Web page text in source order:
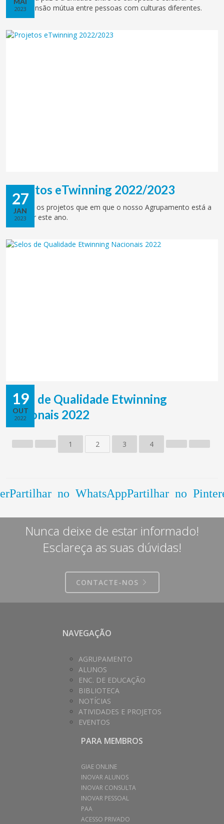
2023
compreensão mútua entre pessoas com culturas diferentes.
27
JAN
2023
Projetos eTwinning 2022/2023
Conheça os projetos que em que o nosso Agrupamento está a
participar este ano.
19
OUT
2022
Selos de Qualidade Etwinning
Nacionais 2022
1 2 3 4
Partilhar no WhatsAppPartilhar no
Nunca deixe de estar informado!
Esclareça as suas dúvidas!
CONTACTE-NOS
NAVEGAÇÃO
AGRUPAMENTO
ALUNOS
ENC. DE EDUCAÇÃO
BIBLIOTECA
NOTÍCIAS
ATIVIDADES E PROJETOS
EVENTOS
PARA MEMBROS
GIAE ONLINE
INOVAR ALUNOS
INOVAR CONSULTA
INOVAR PESSOAL
PAA
ACESSO PRIVADO